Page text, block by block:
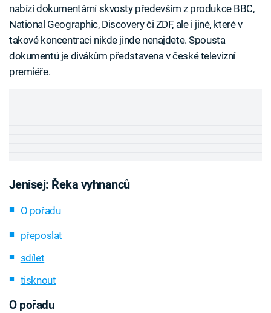
nabízí dokumentární skvosty především z produkce BBC,
National Geographic, Discovery či ZDF, ale i jiné, které v
takové koncentraci nikde jinde nenajdete. Spousta
dokumentů je divákům představena v české televizní
premiéře.
Jenisej: Řeka vyhnanců
O pořadu
přeposlat
sdílet
tisknout
O pořadu